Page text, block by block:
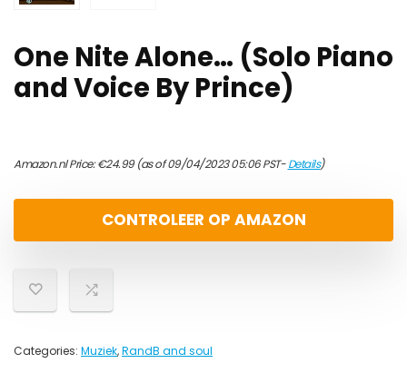
One Nite Alone… (Solo Piano
and Voice By Prince)
Amazon.nl Price:€24.99(as of 09/04/2023 05:06 PST-Details)
CONTROLEER OP AMAZON
Categories: Muziek,RandB and soul